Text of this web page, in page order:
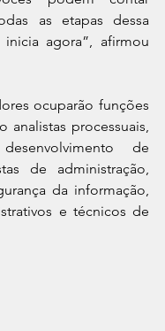
as etapas dessa
agora”, afirmou
ocuparão funções
analistas processuais,
de
de administração,
da informação,
e técnicos de